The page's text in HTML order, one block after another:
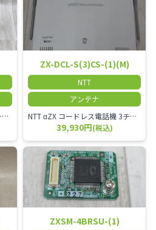
NTT αZXシリーズ デジタルコードレス電話機（黒） 倉庫や工場など、オフィスから離れて仕事をする方に適しています。 コードレス単体では使用できないので、別途、専用の主装置及びアンテナが必要です。
ZX-DCL-S(3)CS-(1)(M)
NTT
アンテナ
NTT αZX コードレス電話機 3チャンネル用 接続装置 マスター デジタルコードレス（ZX-DCL-PS等）の専用管理用アンテナです。
39,930円(税込)
ZXSM-4BRSU-(1)